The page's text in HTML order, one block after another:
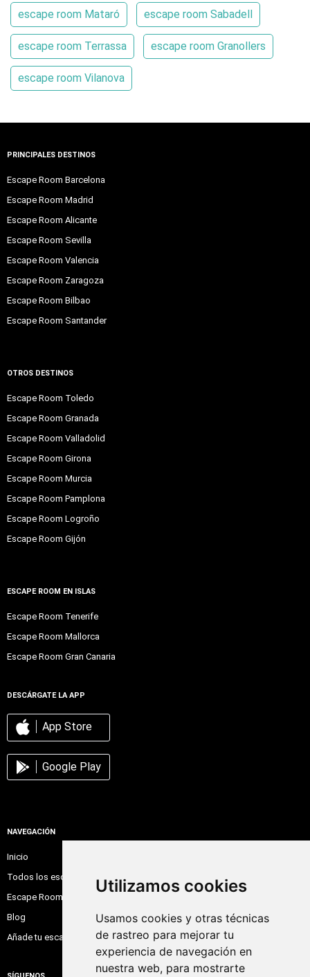
Utilizamos cookies
Usamos cookies y otras técnicas
de rastreo para mejorar tu
experiencia de navegación en
nuestra web, para mostrarte
escape room Mataró escape room Sabadell
escape room Terrassa escape room Granollers
escape room Vilanova
PRINCIPALES DESTINOS
Escape Room Barcelona
Escape Room Madrid
Escape Room Alicante
Escape Room Sevilla
Escape Room Valencia
Escape Room Zaragoza
Escape Room Bilbao
Escape Room Santander
OTROS DESTINOS
Escape Room Toledo
Escape Room Granada
Escape Room Valladolid
Escape Room Girona
Escape Room Murcia
Escape Room Pamplona
Escape Room Logroño
Escape Room Gijón
ESCAPE ROOM EN ISLAS
Escape Room Tenerife
Escape Room Mallorca
Escape Room Gran Canaria
DESCÁRGATE LA APP
App Store
Google Play
NAVEGACIÓN
Inicio
Todos los escape room
Escape Room Online
Blog
Añade tu escape room